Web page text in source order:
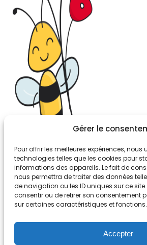
Gérer le
Pour offrir les meilleures expériences, nous
technologies telles que les cookies pour
informations des appareils. Le fait de
nous permettra de traiter des données
de navigation ou les ID uniques sur ce
consentir ou de retirer son consentement
sur certaines caractéristiques et fonctions.
Accepter
26-30, rue de Bellevue
92700 COLOMBES
Tél. 01.56.83.88.30
Mentions légales